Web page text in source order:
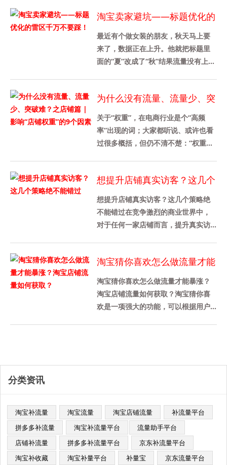
淘宝卖家避坑——标题优化的
雷区千万不要踩！
最近有个做女装的朋友，秋天马上要
来了，数据正在上升。他就把标题里
面的“夏”改成了“秋”结果流量没有上升
为什么没有流量、流量少、突
破难？之店铺篇 | 影响“店铺
权重”的9个因素
关于“权重”，在电商行业是个“高频
率”出现的词；大家都听说、或许也看
过很多概括，但仍不清不楚：“权重到
想提升店铺真实访客？这几个
策略绝不能错过
想提升店铺真实访客？这几个策略绝
不能错过在竞争激烈的商业世界中，
对于任何一家店铺而言，提升真实访
淘宝猜你喜欢怎么做流量才能
暴涨？淘宝店铺流量如何获
取？
淘宝猜你喜欢怎么做流量才能暴涨？
淘宝店铺流量如何获取？淘宝猜你喜
欢是一项强大的功能，可以根据用户
分类资讯
淘宝补流量 淘宝流量 淘宝店铺流量
补流量平台
拼多多补流量
淘宝补流量平台​
流量助手平台
店铺补流量
拼多多补流量平台
京东补流量平台
淘宝补收藏
淘宝补量平台 补量宝 京东流量平台